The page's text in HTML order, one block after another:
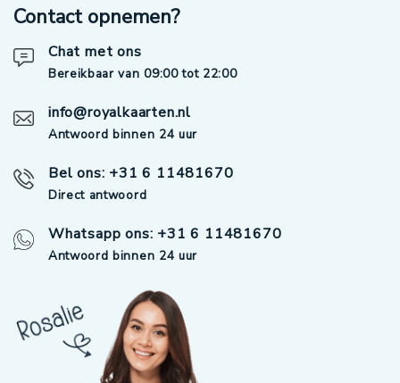
Contact opnemen?
Chat met ons
Bereikbaar van 09:00 tot 22:00
info@royalkaarten.nl
Antwoord binnen 24 uur
Bel ons: +31 6 11481670
Direct antwoord
Whatsapp ons: +31 6 11481670
Antwoord binnen 24 uur